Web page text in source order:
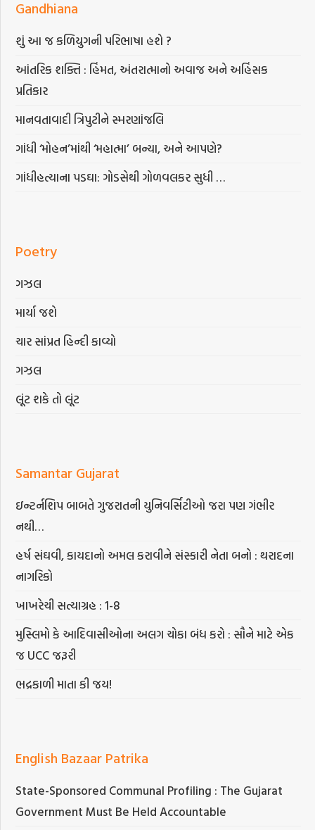
Gandhiana
શું આ જ કળિયુગની પરિભાષા હશે ?
આંતરિક શક્તિ : હિંમત, અંતરાત્માનો અવાજ અને અહિંસક
પ્રતિકાર
માનવતાવાદી ત્રિપુટીને સ્મરણાંજલિ
ગાંધી ‘મોહન’માંથી ‘મહાત્મા’ બન્યા, અને આપણે?
ગાંધીહત્યાના પડઘા: ગોડસેથી ગોળવલકર સુધી …
Poetry
ગઝલ
માર્યા જશે
ચાર સાંપ્રત હિન્દી કાવ્યો
ગઝલ
લૂંટ શકે તો લૂંટ
Samantar Gujarat
ઇન્ટર્નશિપ બાબતે ગુજરાતની યુનિવર્સિટીઓ જરા પણ ગંભીર
નથી…
હર્ષ સંઘવી, કાયદાનો અમલ કરાવીને સંસ્કારી નેતા બનો : થરાદના
નાગરિકો
ખાખરેચી સત્યાગ્રહ : 1-8
મુસ્લિમો કે આદિવાસીઓના અલગ ચોકા બંધ કરો : સૌને માટે એક
જ UCC જરૂરી
ભદ્રકાળી માતા કી જય!
English Bazaar Patrika
State-Sponsored Communal Profiling : The Gujarat
Government Must Be Held Accountable